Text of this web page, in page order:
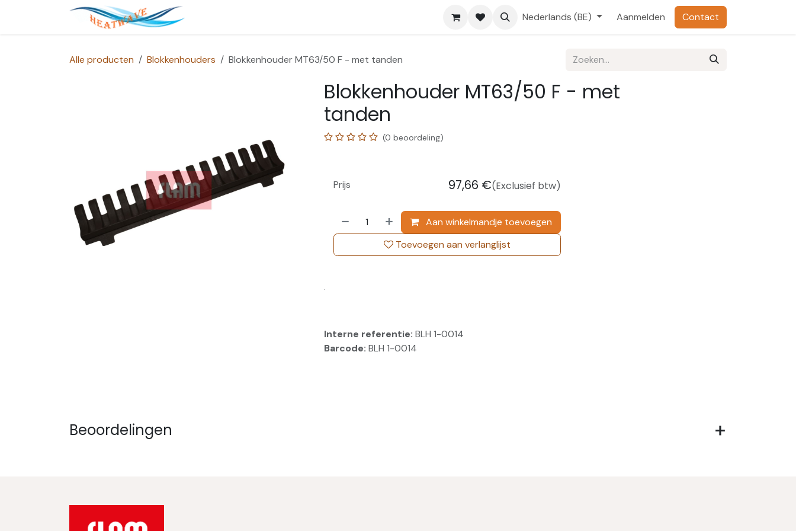
Overslaan naar inhoud
Nederlands (BE) Aanmelden Contact
Alle producten Blokkenhouders Blokkenhouder MT63/50 F - met tanden
Blokkenhouder MT63/50 F - met
tanden
(0 beoordeling)
Aan winkelmandje toevoegen
Toevoegen aan verlanglijst
Prijs 97,66 €(Exclusief btw)
.
Interne referentie: BLH 1-0014
Barcode: BLH 1-0014
Beoordelingen